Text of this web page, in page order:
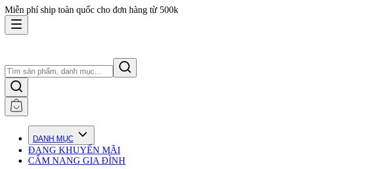
Miễn phí ship toàn quốc cho đơn hàng từ 500k
DANH MỤC
ĐANG KHUYẾN MÃI
CẨM NANG GIA ĐÌNH